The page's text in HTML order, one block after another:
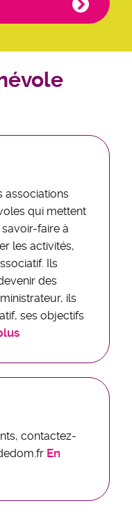
associations
qui mettent
faire à
les activités,
Ils
des
ils
ses objectifs
contactez-
En